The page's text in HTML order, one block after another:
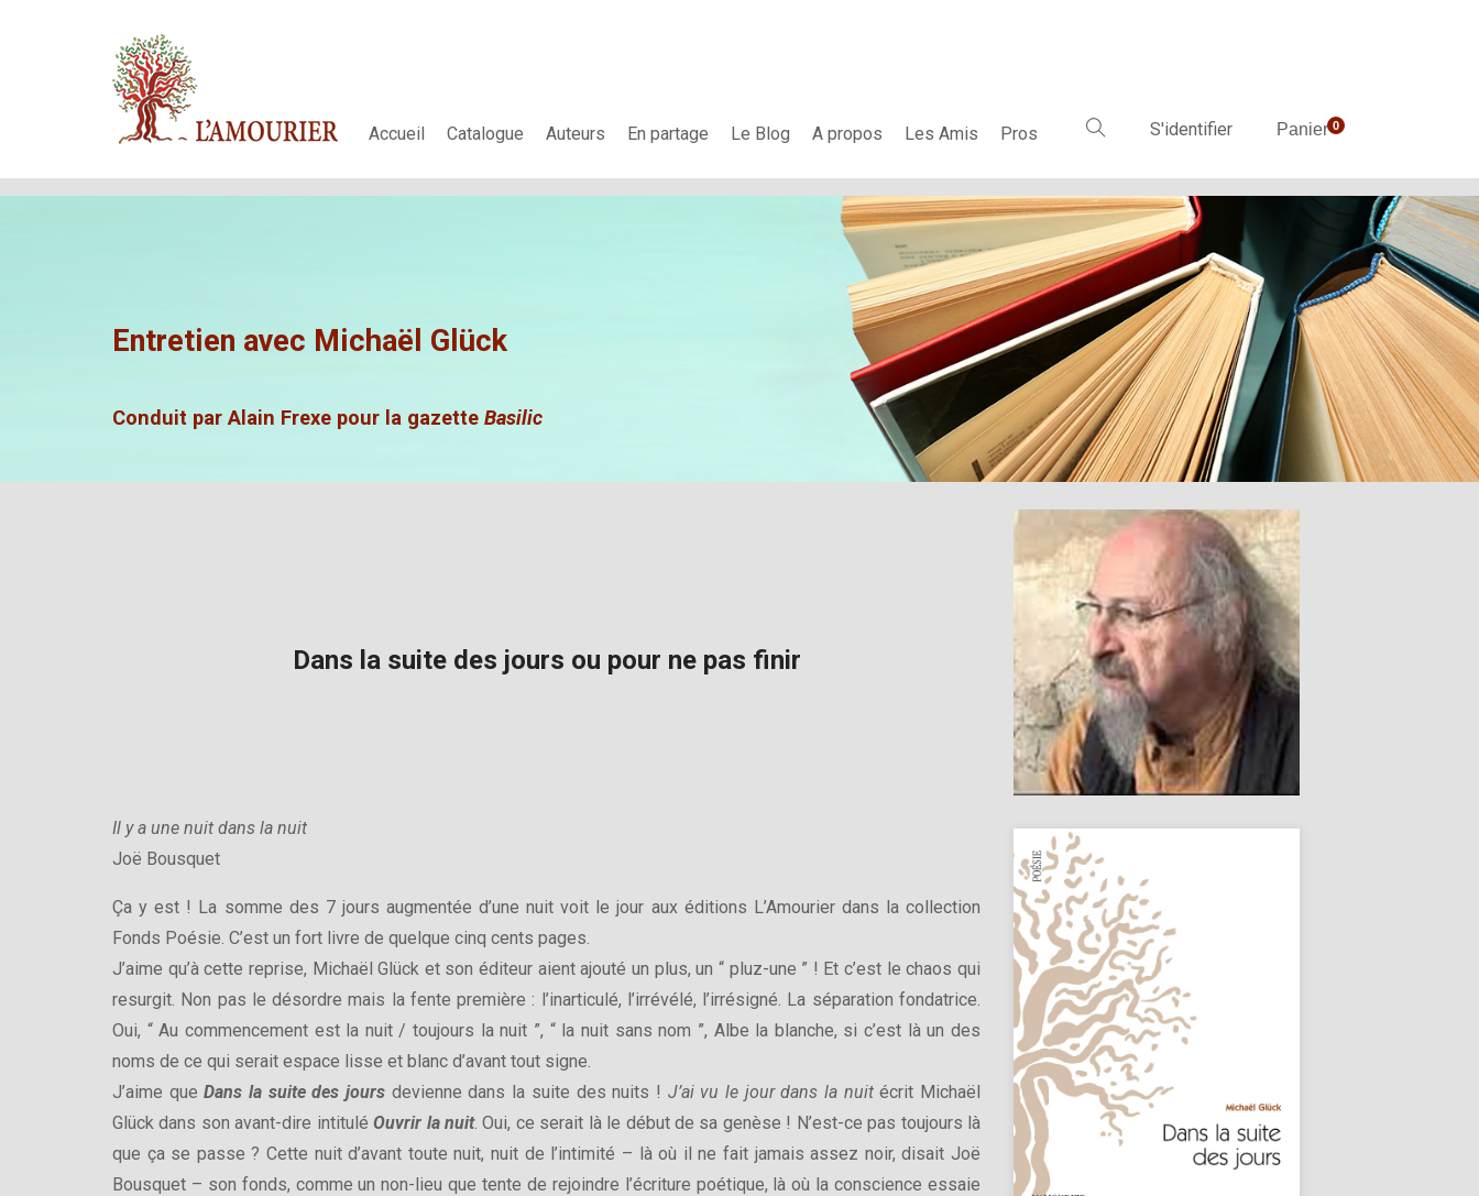
Accueil Catalogue Auteurs En partage Le Blog A propos Les Amis Pros S'identifier Panier0
Entretien avec Michaël Glück
Conduit par Alain Frexe pour la gazette Basilic
Dans la suite des jours ou pour ne pas finir
Il y a une nuit dans la nuit
Joë Bousquet
Ça y est ! La somme des 7 jours augmentée d’une nuit voit le jour aux éditions L’Amourier dans la collection
Fonds Poésie. C’est un fort livre de quelque cinq cents pages.
J’aime qu’à cette reprise, Michaël Glück et son éditeur aient ajouté un plus, un “ pluz-une ” ! Et c’est le chaos qui
resurgit. Non pas le désordre mais la fente première : l’inarticulé, l’irrévélé, l’irrésigné. La séparation fondatrice.
Oui, “ Au commencement est la nuit / toujours la nuit ”, “ la nuit sans nom ”, Albe la blanche, si c’est là un des
noms de ce qui serait espace lisse et blanc d’avant tout signe.
J’aime queDans la suite des jours devienne dans la suite des nuits ! J’ai vu le jour dans la nuitécrit Michaël
Glück dans son avant-dire intituléOuvrir la nuit. Oui, ce serait là le début de sa genèse ! N’est-ce pas toujours là
que ça se passe ? Cette nuit d’avant toute nuit, nuit de l’intimité – là où il ne fait jamais assez noir, disait Joë
Bousquet – son fonds, comme un non-lieu que tente de rejoindre l’écriture poétique, là où la conscience essaie